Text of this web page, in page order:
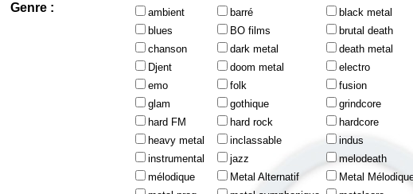
Genre : ambient barré
black metal
blues
BO films
brutal death
chanson
dark metal
death metal
Djent
doom metal
electro
emo
folk
fusion
glam
gothique
grindcore
hard FM
hard rock
hardcore
heavy metal
inclassable
indus
instrumental
jazz
melodeath
mélodique
Metal Alternatif
Metal